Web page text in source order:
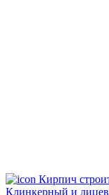
Кирпич
Клинкерный и